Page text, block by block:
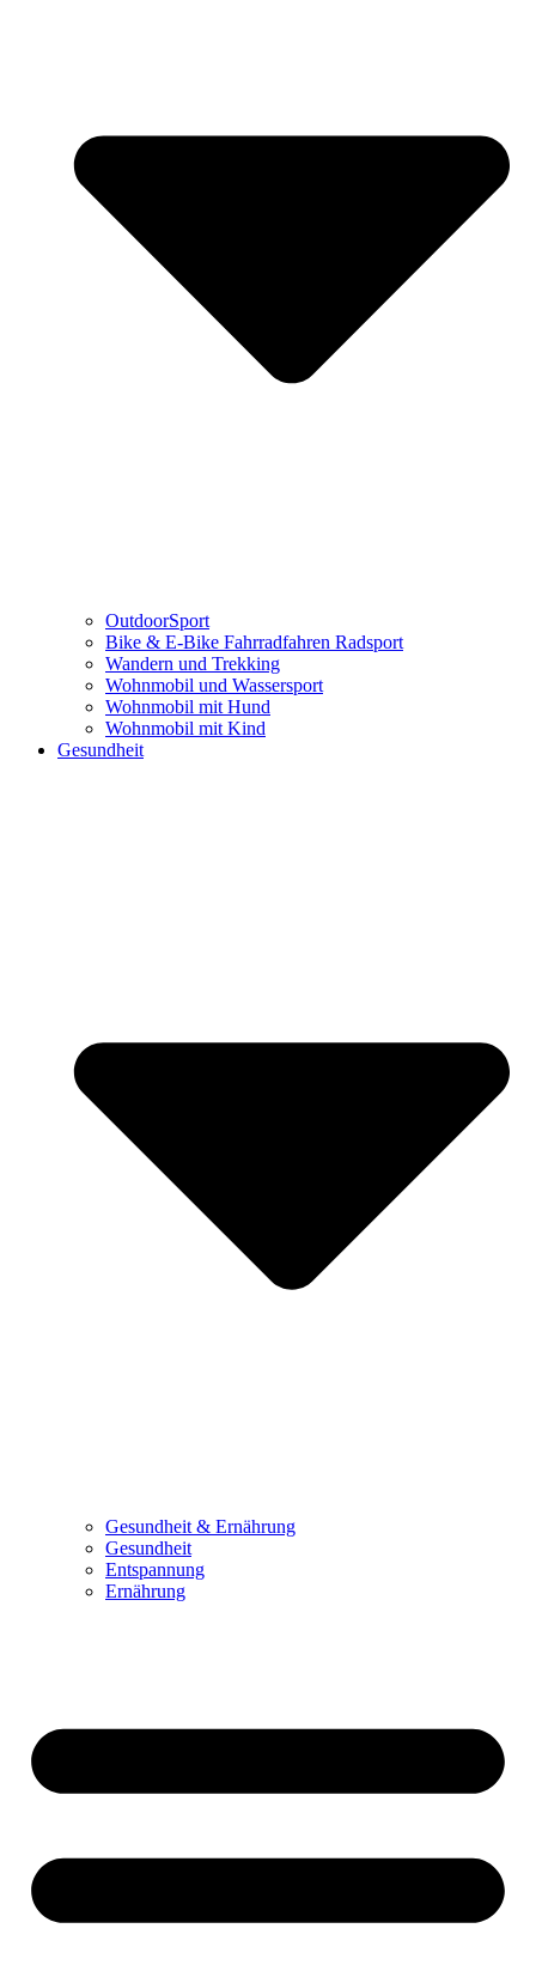
OutdoorSport
Bike & E-Bike Fahrradfahren Radsport
Wandern und Trekking
Wohnmobil und Wassersport
Wohnmobil mit Hund
Wohnmobil mit Kind
Gesundheit
Gesundheit & Ernährung
Gesundheit
Entspannung
Ernährung